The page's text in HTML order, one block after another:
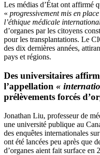
Les médias d’État ont affirmé
« progressivement mis en
l’éthique médicale
d’organes par les citoyens
pour les transplantations. Le
des dix dernières années,
pays et régions.
Des universitaires
l’appellation «
prélèvements forcés
Jonathan Liu, professeur de
une université publique au
des enquêtes internationales
ont été lancées peu après que
d’organes aient fait surface en